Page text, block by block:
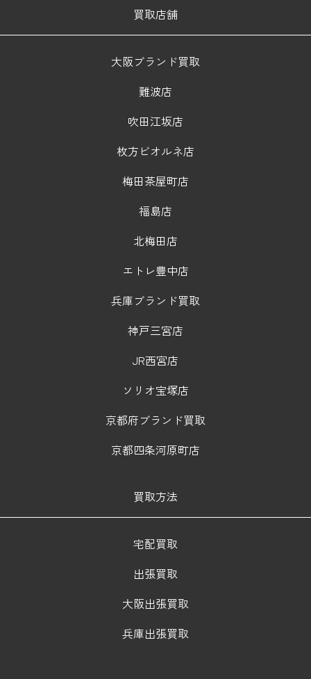
買取店舗
大阪ブランド買取
難波店
吹田江坂店
枚方ビオルネ店
梅田茶屋町店
福島店
北梅田店
エトレ豊中店
兵庫ブランド買取
神戸三宮店
JR西宮店
ソリオ宝塚店
京都府ブランド買取
京都四条河原町店
買取方法
宅配買取
出張買取
大阪出張買取
兵庫出張買取